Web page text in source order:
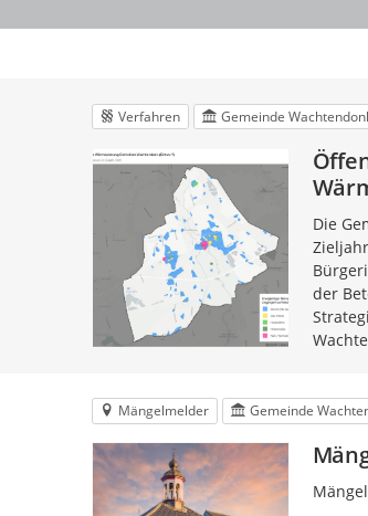
Verfahren Gemeinde
Die
der
Mängelmelder Gemeinde